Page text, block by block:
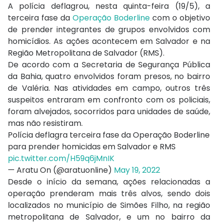
A polícia deflagrou, nesta quinta-feira (19/5), a
terceira fase da Operação Boderline com o objetivo
de prender integrantes de grupos envolvidos com
homicídios. As ações acontecem em Salvador e na
Região Metropolitana de Salvador (RMS).
De acordo com a Secretaria de Segurança Pública
da Bahia, quatro envolvidos foram presos, no bairro
de Valéria. Nas atividades em campo, outros três
suspeitos entraram em confronto com os policiais,
foram alvejados, socorridos para unidades de saúde,
mas não resistiram.
Polícia deflagra terceira fase da Operação Boderline
para prender homicidas em Salvador e RMS
pic.twitter.com/H59q6jMnIK
— Aratu On (@aratuonline) May 19, 2022
Desde o início da semana, ações relacionadas a
operação prenderam mais três alvos, sendo dois
localizados no município de Simões Filho, na região
metropolitana de Salvador, e um no bairro da